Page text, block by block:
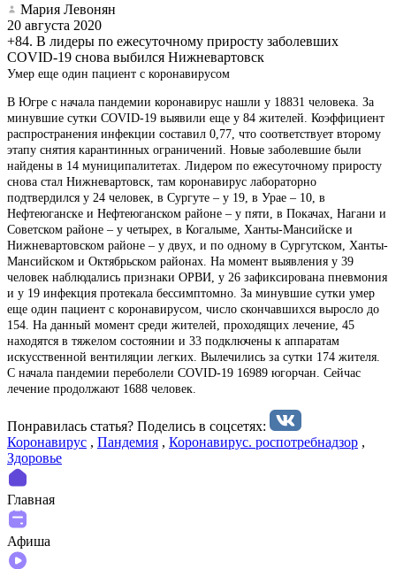
Мария Левонян
20 августа 2020
+84. В лидеры по ежесуточному приросту заболевших
COVID-19 снова выбился Нижневартовск
Умер еще один пациент с коронавирусом
В Югре с начала пандемии коронавирус нашли у 18831 человека. За
минувшие сутки COVID-19 выявили еще у 84 жителей. Коэффициент
распространения инфекции составил 0,77, что соответствует второму
этапу снятия карантинных ограничений. Новые заболевшие были
найдены в 14 муниципалитетах. Лидером по ежесуточному приросту
снова стал Нижневартовск, там коронавирус лабораторно
подтвердился у 24 человек, в Сургуте – у 19, в Урае – 10, в
Нефтеюганске и Нефтеюганском районе – у пяти, в Покачах, Нагани и
Советском районе – у четырех, в Когалыме, Ханты-Мансийске и
Нижневартовском районе – у двух, и по одному в Сургутском, Ханты-
Мансийском и Октябрьском районах. На момент выявления у 39
человек наблюдались признаки ОРВИ, у 26 зафиксирована пневмония
и у 19 инфекция протекала бессимптомно. За минувшие сутки умер
еще один пациент с коронавирусом, число скончавшихся выросло до
154. На данный момент среди жителей, проходящих лечение, 45
находятся в тяжелом состоянии и 33 подключены к аппаратам
искусственной вентиляции легких. Вылечились за сутки 174 жителя.
С начала пандемии переболели COVID-19 16989 югорчан. Сейчас
лечение продолжают 1688 человек.
Понравилась статья? Поделиcь в соцсетях:
Коронавирус , Пандемия , Коронавирус. роспотребнадзор ,
Здоровье
Главная
Афиша